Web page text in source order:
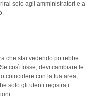
solo agli amministratori e a
che stai vedendo potrebbe
così fosse, devi cambiare le
coincidere con la tua area,
solo gli utenti registrati